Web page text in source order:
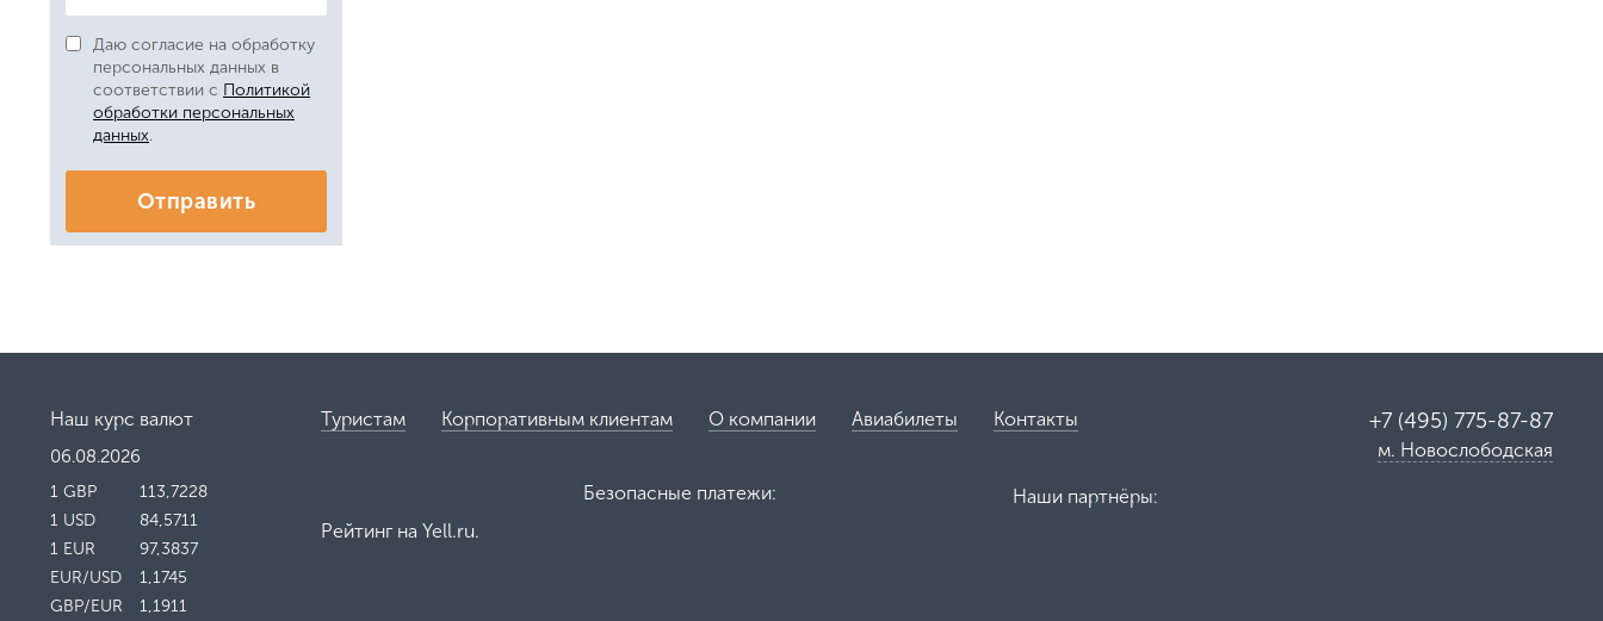
Даю согласие на обработку
персональных данных в
соответствии с Политикой
обработки персональных
данных.
Отправить
Наш курс валют
06.08.2026
1 GBP
113,7228
1 USD
84,5711
1 EUR
97,3837
EUR/USD
1,1745
GBP/EUR
1,1911
+7 (495) 775-87-87
м. Новослободская
Туристам Корпоративным клиентам О компании Авиабилеты Контакты
Рейтинг на Yell.ru.
Безопасные платежи: Наши партнёры: